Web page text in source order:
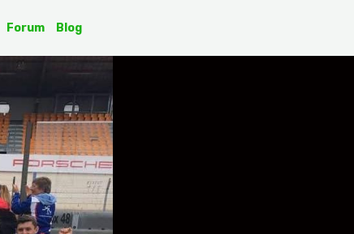
Forum Blog